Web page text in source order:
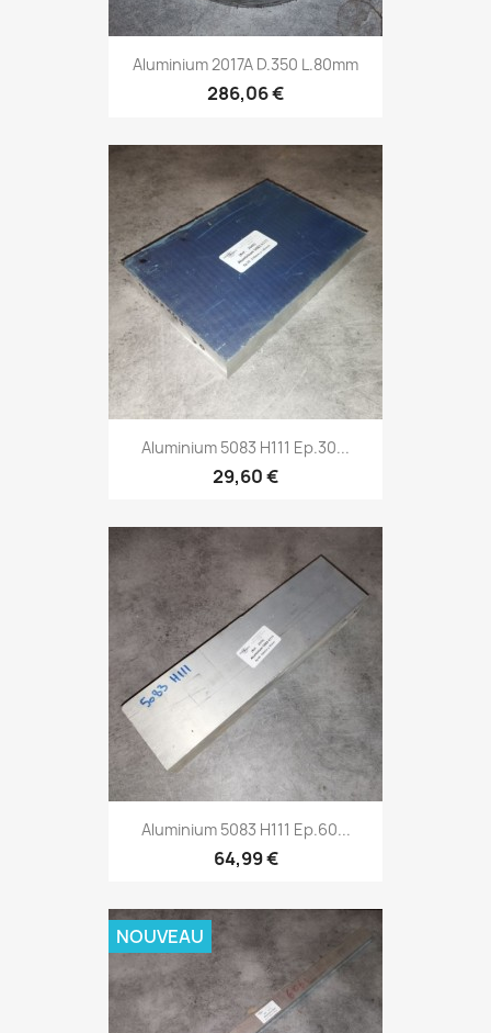
Aluminium 2017A D.350 L.80mm
286,06 €
Aluminium 5083 H111 Ep.30...
29,60 €
Aluminium 5083 H111 Ep.60...
64,99 €
NOUVEAU